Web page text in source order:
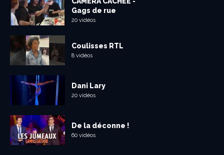
Gags de rue
20 vidéos
Coulisses RTL
8 vidéos
Dani Lary
20 vidéos
De la déconne !
60 vidéos